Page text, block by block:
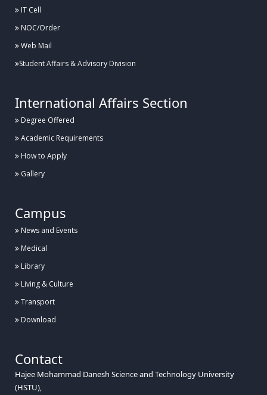
IT Cell
NOC/Order
Web Mail
Student Affairs & Advisory Division
International Affairs Section
Degree Offered
Academic Requirements
How to Apply
Gallery
Campus
News and Events
Medical
Library
Living & Culture
Transport
Download
Contact
Hajee Mohammad Danesh Science and Technology University
(HSTU),